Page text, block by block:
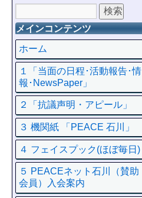
メインコンテンツ
ホーム
１「当面の日程･活動報告･情
報･NewsPaper」
２「抗議声明・アピール」
３ 機関紙 「PEACE 石川」
４ フェイスプック(ほぼ毎日)
５ PEACEネット石川（賛助
会員）入会案内